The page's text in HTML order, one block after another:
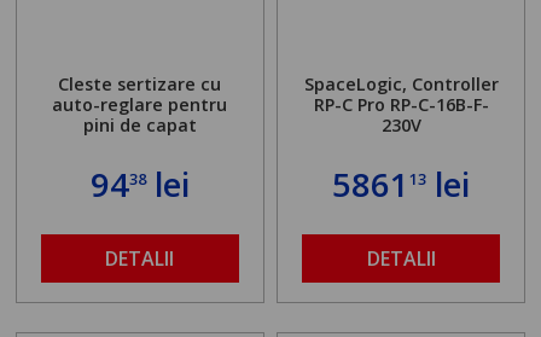
Cleste sertizare cu
auto-reglare pentru
pini de capat
9438lei
DETALII
SpaceLogic, Controller
RP-C Pro RP-C-16B-F-
230V
586113 lei
DETALII